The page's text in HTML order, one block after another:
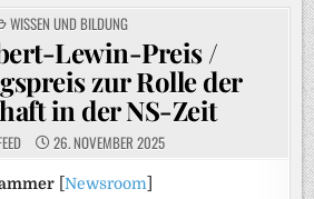
POSTED
IN
WISSEN UND BILDUNG
Lewin-Preis /
zur Rolle der
in der NS-Zeit
26. NOVEMBER 2025
[Newsroom